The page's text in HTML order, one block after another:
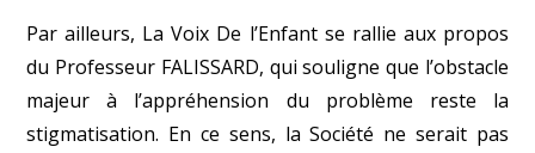
Par ailleurs, La Voix De l’Enfant se rallie aux propos
du Professeur FALISSARD, qui souligne que l’obstacle
majeur à l’appréhension du problème reste la
stigmatisation. En ce sens, la Société ne serait pas